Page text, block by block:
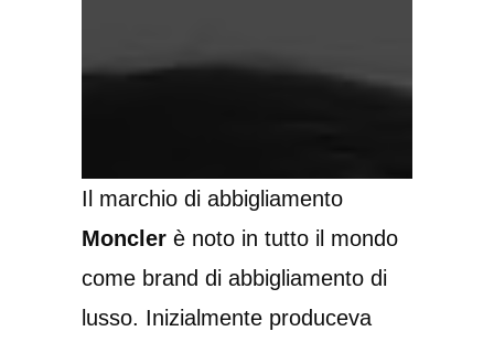
Il marchio di abbigliamento
Moncler è noto in tutto il mondo
come brand di abbigliamento di
lusso. Inizialmente produceva